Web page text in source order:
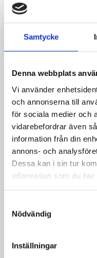
Samtycke
Denna webbplats
Vi använder
och annonserna till
för sociala medier och
vidarebefordrar även
information från din
annons- och
Dessa kan i sin tur
information som du
samlat in när du har
Nödvändig
Inställningar
Böcklingsallad med
haricots verts
Produkter i